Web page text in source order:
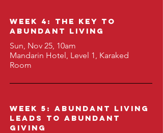
Week 4: The Key to
Abundant Living
Sun, Nov 25, 10am
Mandarin Hotel, Level 1, Karaked
Room
Week 5: Abundant Living
Leads to Abundant
Giving